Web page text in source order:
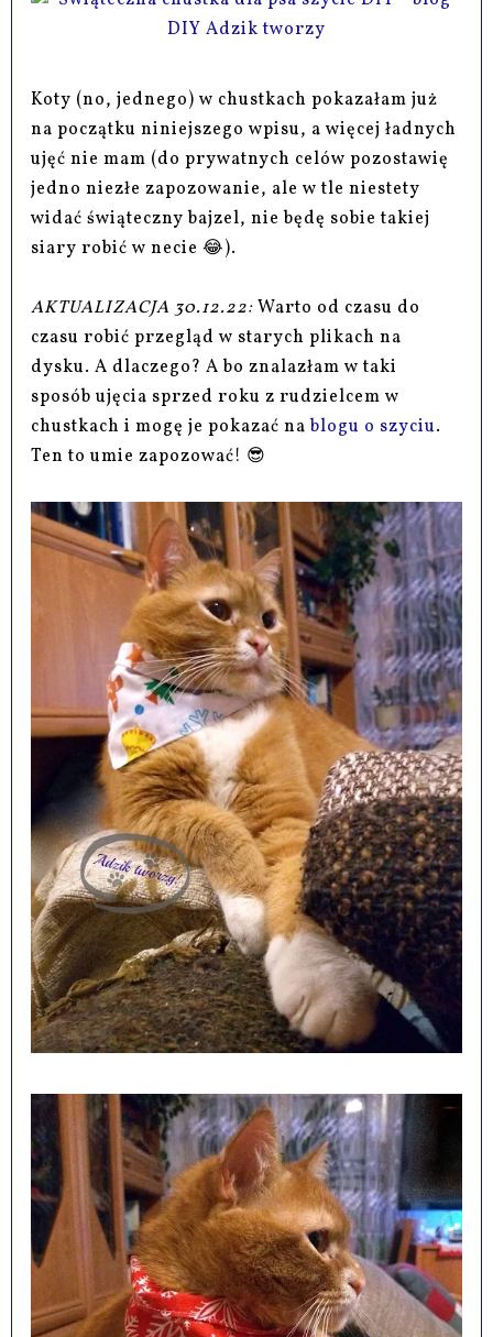
Koty (no, jednego) w chustkach pokazałam już
na początku niniejszego wpisu, a więcej ładnych
ujęć nie mam (do prywatnych celów pozostawię
jedno niezłe zapozowanie, ale w tle niestety
widać świąteczny bajzel, nie będę sobie takiej
siary robić w necie 😂).
AKTUALIZACJA 30.12.22:Warto od czasu do
czasu robić przegląd w starych plikach na
dysku. A dlaczego? A bo znalazłam w taki
sposób ujęcia sprzed roku z rudzielcem w
chustkach i mogę je pokazać nablogu o szyciu.
Ten to umie zapozować! 😎